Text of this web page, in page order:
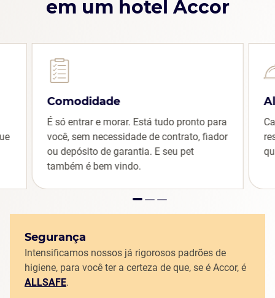
em um hotel Accor
Comodidade
É só entrar e morar. Está tudo pronto para
você, sem necessidade de contrato, fiador
ou depósito de garantia. E seu pet
também é bem vindo.
Segurança
Intensificamos nossos já rigorosos padrões de
higiene, para você ter a certeza de que, se é Accor, é
ALLSAFE.